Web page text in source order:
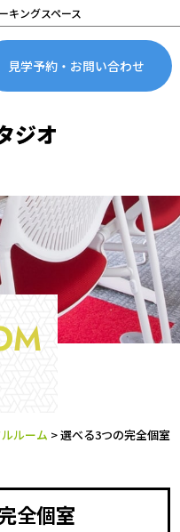
キングスペース
見学予約・お問い合わせ
M
ルーム >選べる3つの完全個室
全個室